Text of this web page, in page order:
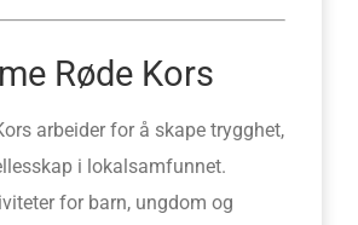
Røde Kors
arbeider for å skape trygghet,
i lokalsamfunnet.
for barn, ungdom og